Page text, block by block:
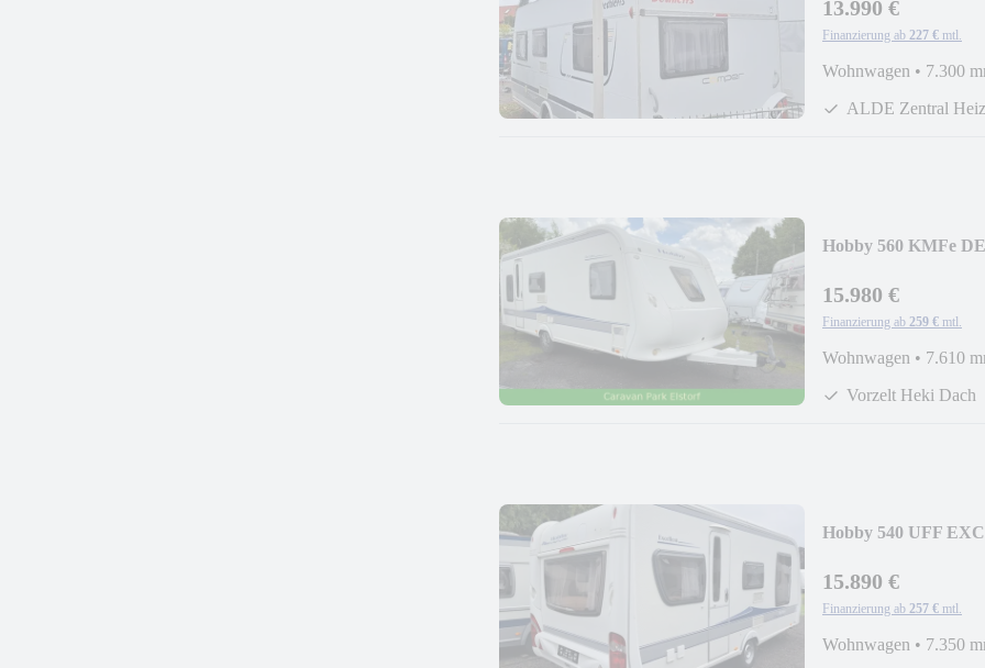
13.990 €
Finanzierung ab 227 € mtl.
Wohnwagen • 7.300
ALDE Zentral
Hobby 560 KMFe
15.980 €
Finanzierung ab 259 € mtl.
Wohnwagen • 7.610
Vorzelt Heki Dach
Hobby 540 UFF
15.890 €
Finanzierung ab 257 € mtl.
Wohnwagen • 7.350